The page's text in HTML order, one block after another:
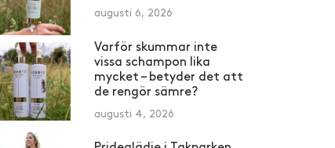
augusti 6, 2026
Varför skummar inte
vissa schampon lika
mycket – betyder det att
de rengör sämre?
augusti 4, 2026